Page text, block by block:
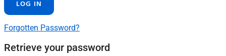
Forgotten Password?
Retrieve your password